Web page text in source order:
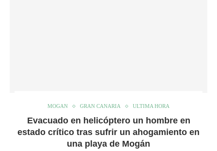
MOGAN GRAN CANARIA ULTIMA HORA
Evacuado en helicóptero un hombre en
estado crítico tras sufrir un ahogamiento en
una playa de Mogán